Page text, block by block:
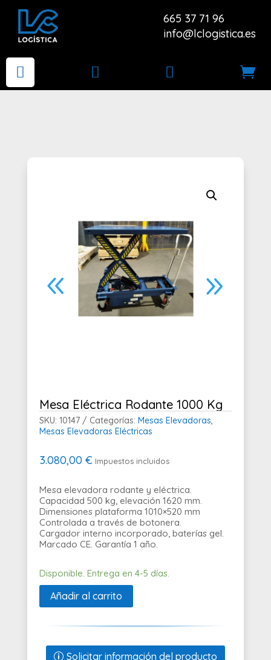
665 37 71 96
info@lclogistica.es
   
Mesa Eléctrica Rodante 1000 Kg
SKU: 10147 Categorías: Mesas Elevadoras,
Mesas Elevadoras Eléctricas
3.080,00 € Impuestos incluidos
Mesa elevadora rodante y eléctrica.
Capacidad 500 kg, elevación 1620 mm.
Dimensiones plataforma 1010×520 mm
Controlada a través de botonera.
Cargador interno incorporado, baterías gel.
Marcado CE. Garantía 1 año.
Disponible. Entrega en 4-5 días.
Añadir al carrito
Solicitar información del producto